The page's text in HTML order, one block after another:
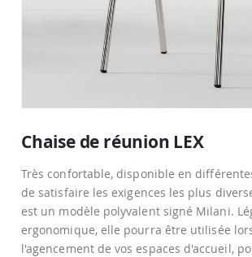
début
la
Galerie
Chaise de réunion LEX
Très confortable, disponible en
de satisfaire les exigences les plus
est un modèle polyvalent signé Milani.
ergonomique, elle pourra être utilisée
l'agencement de vos espaces d'accueil,